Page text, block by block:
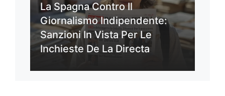
La Spagna Contro Il
Giornalismo Indipendente:
Sanzioni In Vista Per Le
Inchieste De La Directa